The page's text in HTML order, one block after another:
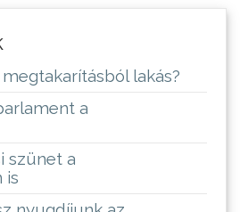
lakás?
a
szünet a
is